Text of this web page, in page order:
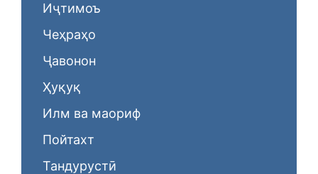
Иҷтимоъ
Чеҳраҳо
Ҷавонон
Ҳуқуқ
Илм ва маориф
Пойтахт
Тандурустӣ